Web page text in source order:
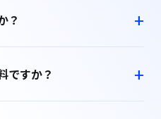
？
ですか？